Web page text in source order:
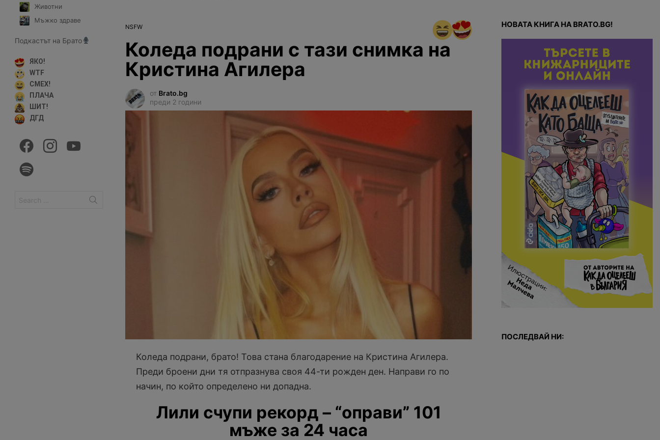
NSFW
Коледа подрани с тази снимка на
Кристина Агилера
от Brato.bg
преди 2 години
Коледа подрани, брато! Това стана благодарение на Кристина Агилера.
Преди броени дни тя отпразнува своя 44-ти рожден ден. Направи го по
начин, по който определено ни допадна.
Лили счупи рекорд – “оправи” 101
мъже за 24 часа
НОВАТА КНИГА НА BRATO.BG!
ПОСЛЕДВАЙ НИ:
Животни
Мъжко здраве
Подкастът на Брато
ЯКО!
WTF
СМЕХ!
ПЛАЧА
ШИТ!
ДГД
for: